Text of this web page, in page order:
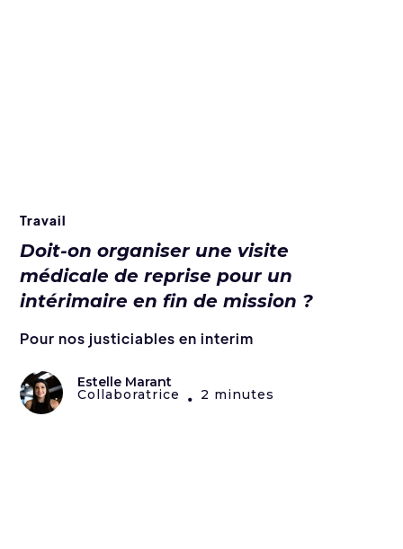
Travail
Doit-on organiser une visite
médicale de reprise pour un
intérimaire en fin de mission ?
Pour nos justiciables en interim
Estelle Marant
Collaboratrice • 2 minutes